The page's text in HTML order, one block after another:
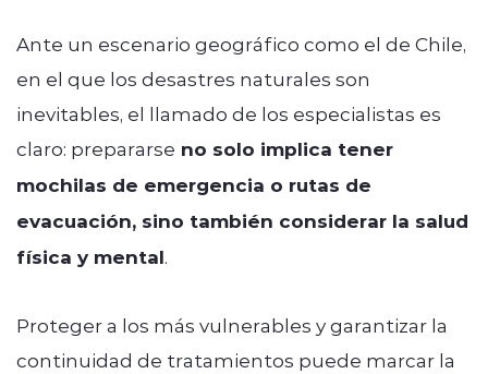
Ante un escenario geográfico como el de Chile,
en el que los desastres naturales son
inevitables, el llamado de los especialistas es
claro: prepararse no solo implica tener
mochilas de emergencia o rutas de
evacuación, sino también considerar la salud
física y mental.
Proteger a los más vulnerables y garantizar la
continuidad de tratamientos puede marcar la